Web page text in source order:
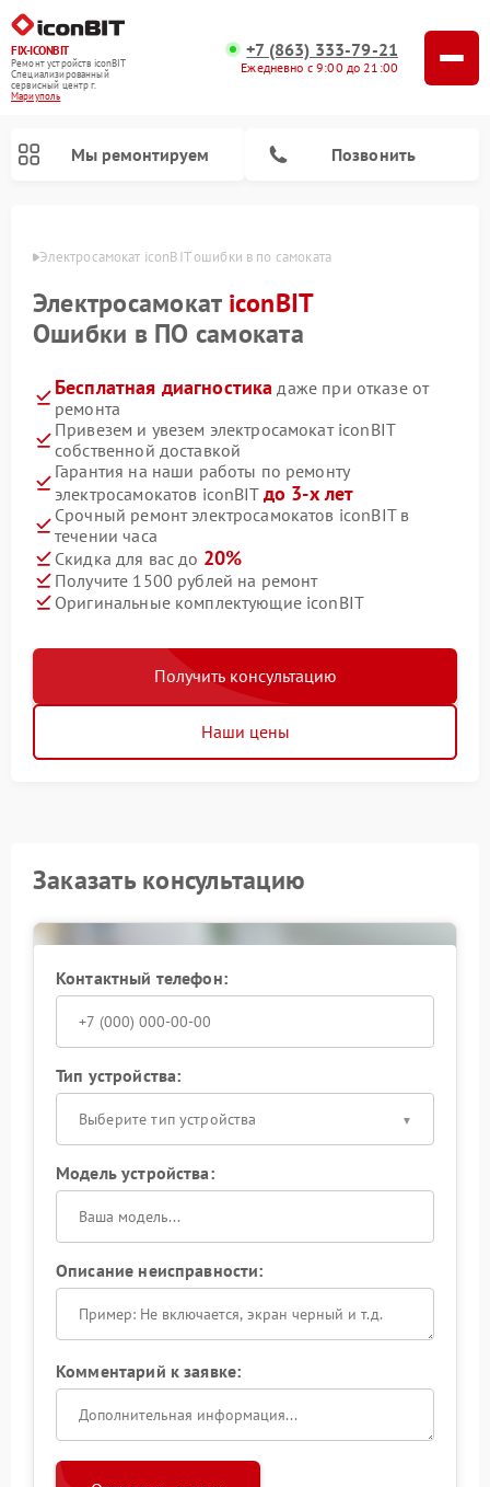
FIX-ICONBIT
Ремонт устройств iconBIT
Специализированный
cервисный центр г.
Мариуполь
+7 (863) 333-79-21
Ежедневно с 9:00 до 21:00
Мы ремонтируем Позвонить
Электросамокат iconBIT ошибки в по самоката
Электросамокат iconBIT
Ошибки в ПО самоката
Бесплатная диагностика даже при отказе от
ремонта
Привезем и увезем электросамокат iconBIT
собственной доставкой
Гарантия на наши работы по ремонту
электросамокатов iconBIT до 3-х лет
Срочный ремонт электросамокатов iconBIT в
течении часа
Скидка для вас до 20%
Получите 1500 рублей на ремонт
Оригинальные комплектующие iconBIT
Получить консультацию
Наши цены
Заказать консультацию
Контактный телефон:
Тип устройства:
Выберите тип устройства
Модель устройства:
Описание неисправности:
Комментарий к заявке: